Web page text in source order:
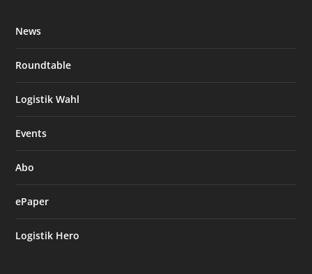
News
Roundtable
Logistik Wahl
Events
Abo
ePaper
Logistik Hero